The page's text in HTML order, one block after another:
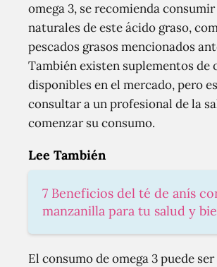
omega 3, se recomienda
naturales de este ácido graso,
pescados grasos mencionados
También existen suplementos de
disponibles en el mercado, pero
consultar a un profesional de la
comenzar su consumo.
Lee También
7 Beneficios del té de anís
manzanilla para tu salud y
El consumo de omega 3 puede